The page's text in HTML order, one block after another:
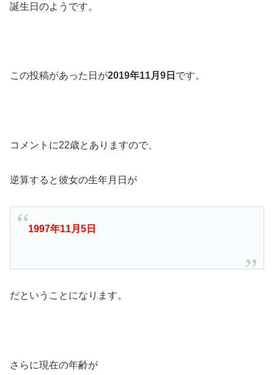
誕生日のようです。
この投稿があった日が2019年11月9日 です。
コメントに22歳とありますので、
逆算すると彼女の生年月日が
1997年11月5日
だということになります。
さらに現在の年齢が